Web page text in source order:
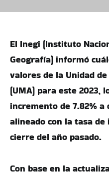
El Inegi (Instituto
Geografía) informó
valores de la Unidad
(UMA) para este 2023,
incremento de 7.82% a
alineado con la tasa
cierre del año pasado.
Con base en la